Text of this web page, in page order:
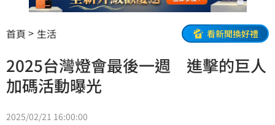
首頁 生活 看新聞換好禮
2025台灣燈會最後一週 進擊的巨人
加碼活動曝光
2025/02/21 16:00:00